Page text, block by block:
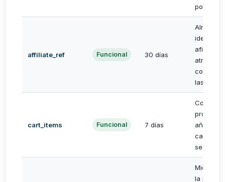
por el
affiliate_ref Funcional 30 días
afiliado
atribuir
las
cart_items Funcional 7 días
carrito
sesiones.
Mide el
la